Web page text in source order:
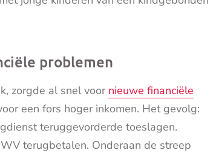
problemen
zorgde al snel voor nieuwe financiële
een fors hoger inkomen. Het gevolg:
teruggevorderde toeslagen.
terugbetalen. Onderaan de streep